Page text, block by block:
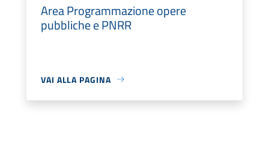
Area Programmazione opere
pubbliche e PNRR
VAI ALLA PAGINA